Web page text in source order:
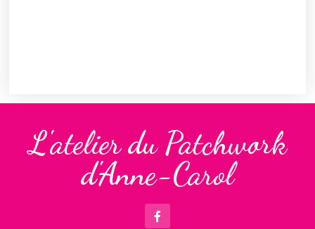
L'atelier du Patchwork
d'Anne-Carol